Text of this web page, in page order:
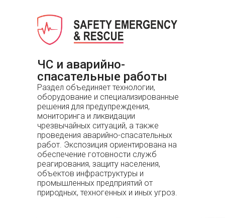
ЧС и аварийно-
спасательные работы
Раздел объединяет технологии,
оборудование и специализированные
решения для предупреждения,
мониторинга и ликвидации
чрезвычайных ситуаций, а также
проведения аварийно-спасательных
работ. Экспозиция ориентирована на
обеспечение готовности служб
реагирования, защиту населения,
объектов инфраструктуры и
промышленных предприятий от
природных, техногенных и иных угроз.